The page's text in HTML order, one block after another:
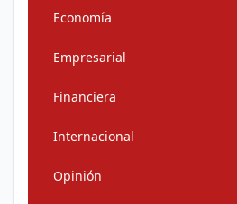
Economía
Empresarial
Financiera
Internacional
Opinión